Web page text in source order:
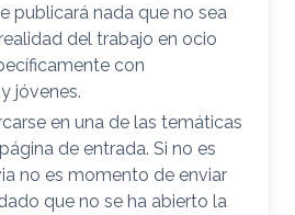
publicará nada que no sea
del trabajo en ocio
con
jóvenes.
en una de las temáticas
de entrada. Si no es
no es momento de enviar
que no se ha abierto la